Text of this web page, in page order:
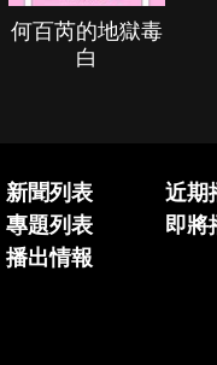
何百芮的地獄毒
白
新聞列表
專題列表
播出情報
近期
即將